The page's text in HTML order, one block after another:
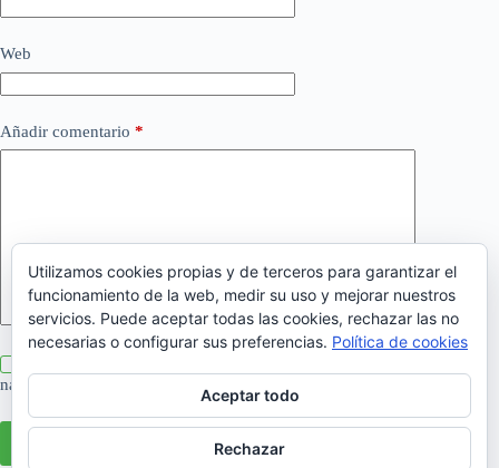
Web
Añadir comentario *
navegador para la próxima vez que comente.
Utilizamos cookies propias y de terceros para garantizar el
funcionamiento de la web, medir su uso y mejorar nuestros
servicios. Puede aceptar todas las cookies, rechazar las no
necesarias o configurar sus preferencias. Política de cookies
Aceptar todo
Rechazar